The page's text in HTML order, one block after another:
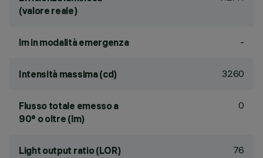
(valore reale)
lm in modalità emergenza -
Intensità massima (cd) 3260
Flusso totale emesso a
90° o oltre (lm)
0
Light output ratio (LOR) 76